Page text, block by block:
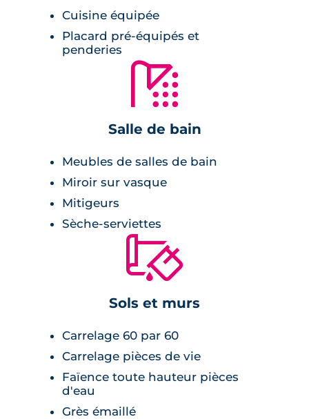
terrasses, rooftops, jardins privés.
Les appartements neufs disposent de
nombreux rangements aménagés.
Cuisine équipée
Placard pré-équipés et
penderies
🚿
Salle de bain
Meubles de salles de bain
Miroir sur vasque
Mitigeurs
Sèche-serviettes
🔨
Sols et murs
Carrelage 60 par 60
Carrelage pièces de vie
Faïence toute hauteur pièces
d'eau
Grès émaillé